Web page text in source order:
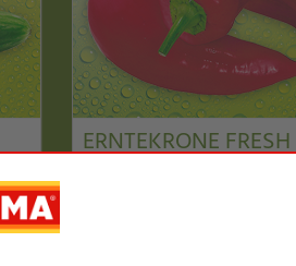
ERNTEKRONE FRESH